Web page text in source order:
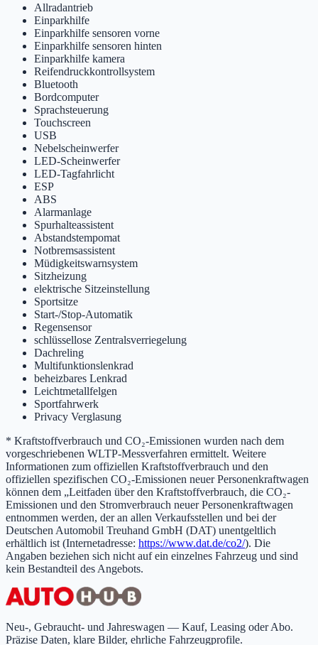
Allradantrieb
Einparkhilfe
Einparkhilfe sensoren vorne
Einparkhilfe sensoren hinten
Einparkhilfe kamera
Reifendruckkontrollsystem
Bluetooth
Bordcomputer
Sprachsteuerung
Touchscreen
USB
Nebelscheinwerfer
LED-Scheinwerfer
LED-Tagfahrlicht
ESP
ABS
Alarmanlage
Spurhalteassistent
Abstandstempomat
Notbremsassistent
Müdigkeitswarnsystem
Sitzheizung
elektrische Sitzeinstellung
Sportsitze
Start-/Stop-Automatik
Regensensor
schlüssellose Zentralsverriegelung
Dachreling
Multifunktionslenkrad
beheizbares Lenkrad
Leichtmetallfelgen
Sportfahrwerk
Privacy Verglasung
* Kraftstoffverbrauch und CO₂-Emissionen wurden nach dem
vorgeschriebenen WLTP-Messverfahren ermittelt. Weitere
Informationen zum offiziellen Kraftstoffverbrauch und den
offiziellen spezifischen CO₂-Emissionen neuer Personenkraftwagen
können dem „Leitfaden über den Kraftstoffverbrauch, die CO₂-
Emissionen und den Stromverbrauch neuer Personenkraftwagen
entnommen werden, der an allen Verkaufsstellen und bei der
Deutschen Automobil Treuhand GmbH (DAT) unentgeltlich
erhältlich ist (Internetadresse: https://www.dat.de/co2/). Die
Angaben beziehen sich nicht auf ein einzelnes Fahrzeug und sind
kein Bestandteil des Angebots.
Neu-, Gebraucht- und Jahreswagen — Kauf, Leasing oder Abo.
Präzise Daten, klare Bilder, ehrliche Fahrzeugprofile.